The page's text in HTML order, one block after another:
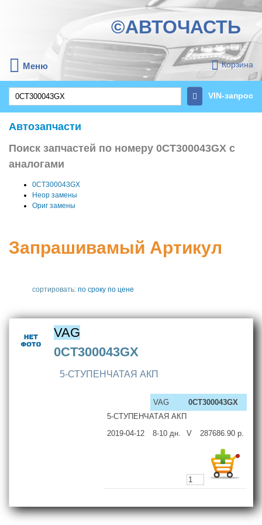
©АВТОЧАСТЬ
Меню Корзина
VIN-запрос
Автозапчасти
Поиск запчастей по номеру 0CT300043GX с
аналогами
0CT300043GX
Неор замены
Ориг замены
Запрашивамый Артикул
сортировать: по сроку по цене
VAG
0CT300043GX
5-СТУПЕНЧАТАЯ АКП
VAG
0CT300043GX
5-СТУПЕНЧАТАЯ АКП
2019-04-12
8-10 дн. V 287686.90 р.